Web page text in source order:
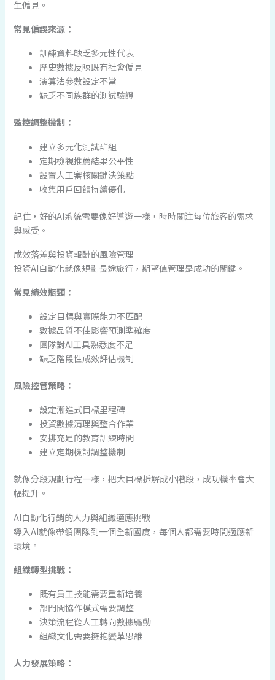
生偏見。
常見偏誤來源：
訓練資料缺乏多元性代表
歷史數據反映既有社會偏見
演算法參數設定不當
缺乏不同族群的測試驗證
監控調整機制：
建立多元化測試群組
定期檢視推薦結果公平性
設置人工審核關鍵決策點
收集用戶回饋持續優化
記住，好的AI系統需要像好導遊一樣，時時關注每位旅客的需求
與感受。
成效落差與投資報酬的風險管理
投資AI自動化就像規劃長途旅行，期望值管理是成功的關鍵。
常見績效瓶頸：
設定目標與實際能力不匹配
數據品質不佳影響預測準確度
團隊對AI工具熟悉度不足
缺乏階段性成效評估機制
風險控管策略：
設定漸進式目標里程碑
投資數據清理與整合作業
安排充足的教育訓練時間
建立定期檢討調整機制
就像分段規劃行程一樣，把大目標拆解成小階段，成功機率會大
幅提升。
AI自動化行銷的人力與組織適應挑戰
導入AI就像帶領團隊到一個全新國度，每個人都需要時間適應新
環境。
組織轉型挑戰：
既有員工技能需要重新培養
部門間協作模式需要調整
決策流程從人工轉向數據驅動
組織文化需要擁抱變革思維
人力發展策略：